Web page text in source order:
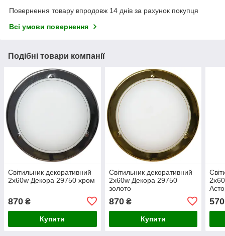
Повернення товару впродовж 14 днів за рахунок покупця
Всі умови повернення
Подібні товари компанії
Світильник декоративний
2х60w Декора 29750 хром
870 ₴
Купити
Світильник декоративний
2х60w Декора 29750
золото
870₴
Купити
570